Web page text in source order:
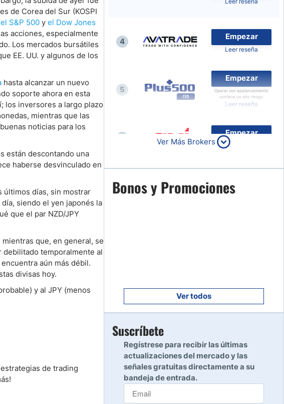
de Corea del Sur (KOSPI
el S&P 500y el Dow Jones
acciones, especialmente
Los mercados bursátiles
EE. UU. y algunos de los
hasta alcanzar un nuevo
soporte ahora en esta
los inversores a largo plazo
mientras que las
noticias para los
están descontando una
haberse desvinculado en
últimos días, sin mostrar
siendo el yen japonés la
que el par NZD/JPY
que, en general, se
debilitado temporalmente al
aún más débil.
divisas hoy.
y al JPY (menos
de trading
4
Empezar
Leer reseña
5
Empezar
Operar con apalancamiento
conlleva un alto riesgo.
Leer reseña
Empezar
Leer reseña
7
Leer reseña
Leer reseña
10
Ver Más Brokers
Bonos y Promociones
Ver todos
Suscríbete
Regístrese para recibir las últimas
actualizaciones del mercado y las
señales gratuitas directamente a su
bandeja de entrada.